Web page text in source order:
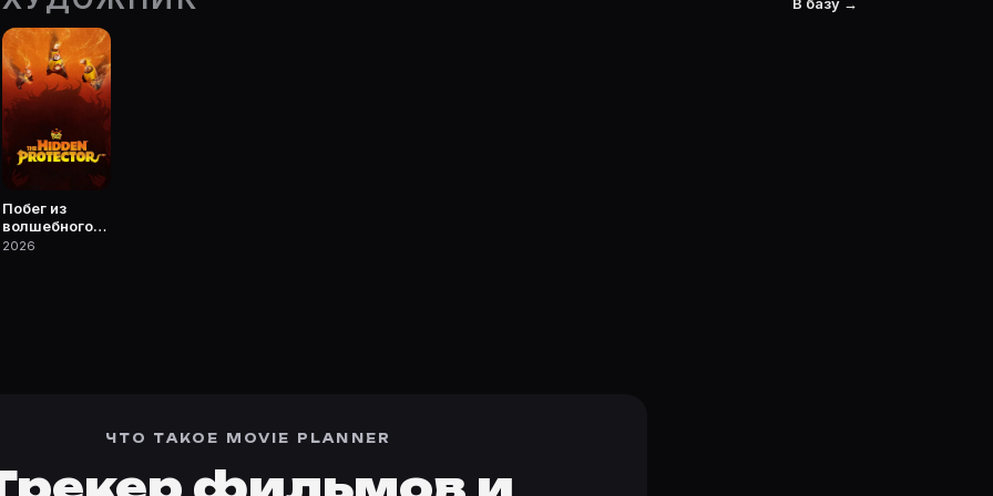
Movie Planner.
сериалы, роли и фото.
Побег из
волшебного
измерения
2026
ЧТО ТАКОЕ MOVIE PLANNER